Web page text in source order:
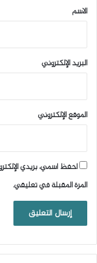
*
الاسم
البريد الإلكتروني
الموقع الإلكتروني
احفظ اسمي، بريدي
المرة المقبلة في تعليقي.